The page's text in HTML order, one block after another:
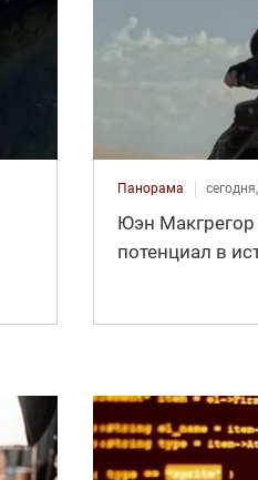
Панорама
Юэн
потенциал в